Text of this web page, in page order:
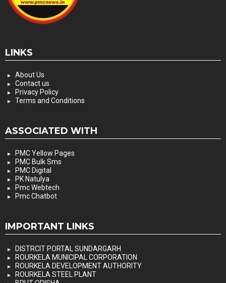
LINKS
About Us
Contact us
Privacy Policy
Terms and Conditions
ASSOCIATED WITH
PMC Yellow Pages
PMC Bulk Sms
PMC Digital
PK Natulya
Pmc Webtech
Pmc Chatbot
IMPORTANT LINKS
DISTRCIT PORTAL SUNDARGARH
ROURKELA MUNICIPAL CORPORATION
ROURKELA DEVELOPMENT AUTHORITY
ROURKELA STEEL PLANT